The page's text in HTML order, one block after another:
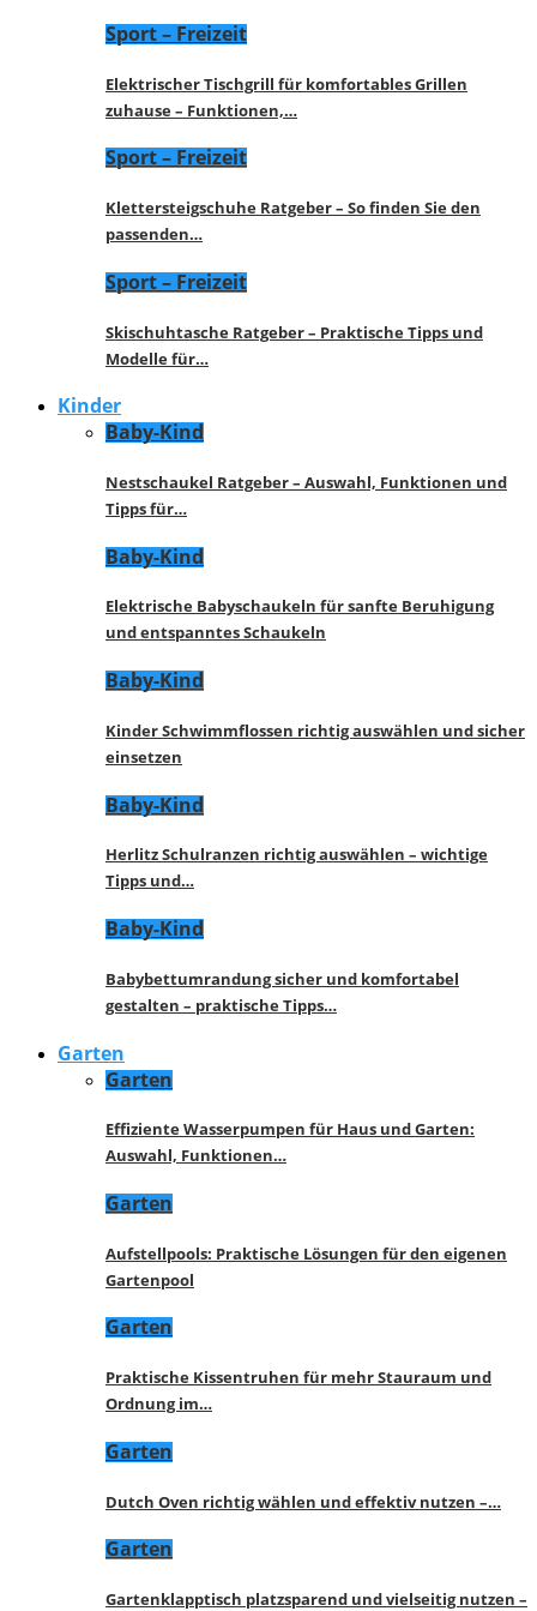
Sport – Freizeit
Elektrischer Tischgrill für komfortables Grillen
zuhause – Funktionen,…
Sport – Freizeit
Klettersteigschuhe Ratgeber – So finden Sie den
passenden…
Sport – Freizeit
Skischuhtasche Ratgeber – Praktische Tipps und
Modelle für…
Kinder
Baby-Kind
Nestschaukel Ratgeber – Auswahl, Funktionen und
Tipps für…
Baby-Kind
Elektrische Babyschaukeln für sanfte Beruhigung
und entspanntes Schaukeln
Baby-Kind
Kinder Schwimmflossen richtig auswählen und sicher
einsetzen
Baby-Kind
Herlitz Schulranzen richtig auswählen – wichtige
Tipps und…
Baby-Kind
Babybettumrandung sicher und komfortabel
gestalten – praktische Tipps…
Garten
Garten
Effiziente Wasserpumpen für Haus und Garten:
Auswahl, Funktionen…
Garten
Aufstellpools: Praktische Lösungen für den eigenen
Gartenpool
Garten
Praktische Kissentruhen für mehr Stauraum und
Ordnung im…
Garten
Dutch Oven richtig wählen und effektiv nutzen –…
Garten
Gartenklapptisch platzsparend und vielseitig nutzen –